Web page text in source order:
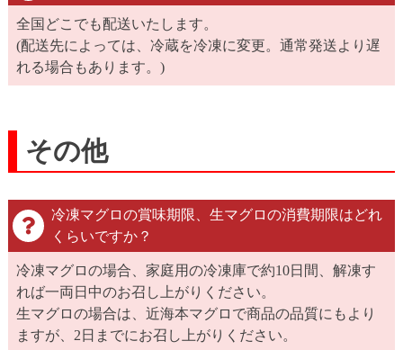
全国どこでも配送いたします。
(配送先によっては、冷蔵を冷凍に変更。通常発送より遅
れる場合もあります。)
その他
冷凍マグロの賞味期限、生マグロの消費期限はどれ
くらいですか？
冷凍マグロの場合、家庭用の冷凍庫で約10日間、解凍す
れば一両日中のお召し上がりください。
生マグロの場合は、近海本マグロで商品の品質にもより
ますが、2日までにお召し上がりください。